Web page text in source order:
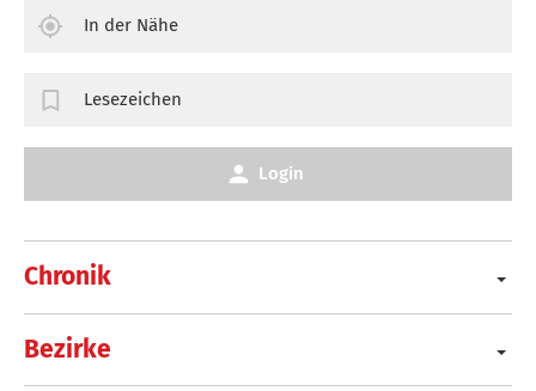
Chronik
Bezirke
In der Nähe
Lesezeichen
Login